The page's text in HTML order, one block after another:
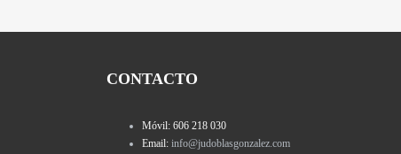
CONTACTO
Móvil: 606 218 030
Email: info@judoblasgonzalez.com